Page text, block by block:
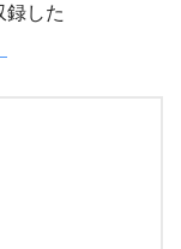
録した